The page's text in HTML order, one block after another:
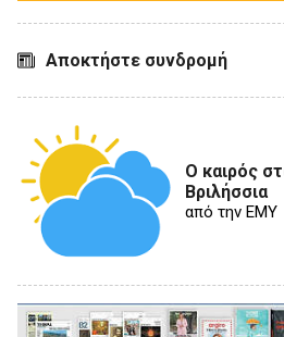
Αποκτήστε συνδρομή
Ο καιρός
Βριλήσσια
από την ΕΜΥ